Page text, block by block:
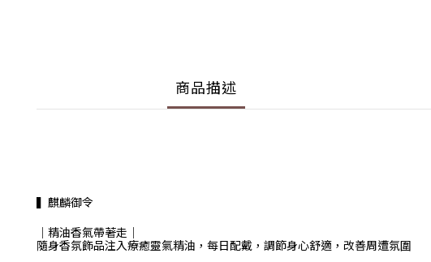
商品描述
▍麒麟御令
｜精油香氣帶著走｜
隨身香氛飾品注入療癒靈氣精油，每日配戴，調節身心舒適， 改善周遭氛圍